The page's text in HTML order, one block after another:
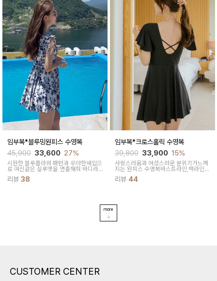
임부복*블루밍원피스 수영복
45,900 33,600 27%
시원한 블루플라워 패턴과 우아한쉐입으
로 여신같은 실루엣을 연출해줘 바디라
인을 이쁘게 잡아주는 원피스
리뷰 38
임부복*크로스홀릭 수영복
39,800 33,900 15%
사랑스러움과 여성스러운 분위기가느껴
지는 원피스 수영복바스트라인,백라인의
크로스 디자인으로 매력적이에요
리뷰 44
more
CUSTOMER CENTER